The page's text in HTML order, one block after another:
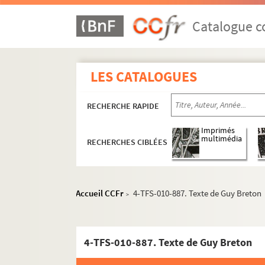
Catalogue
LES CATALOGUES
RECHERCHE RAPIDE
RECHERCHES CIBLÉES
Imprimés
multimédia
Accueil CCFr > 4-TFS-010-887. Texte de Guy Breton
4-TFS-010-887. Texte de Guy Breton
Costumes et accessoires
Enregistrements